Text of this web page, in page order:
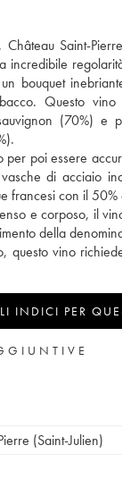
Saint-
incredibile
bouquet
Questo
(70%) e
per poi essere
di acciaio
francesi con il
e corposo, il
della
questo vino
INDICI PER
(Saint-Julien)